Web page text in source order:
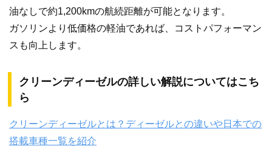
油なしで約1,200kmの航続距離が可能となります。
ガソリンより低価格の軽油であれば、コストパフォーマン
スも向上します。
クリーンディーゼルの詳しい解説についてはこち
ら
クリーンディーゼルとは？ディーゼルとの違いや日本での
搭載車種一覧を紹介